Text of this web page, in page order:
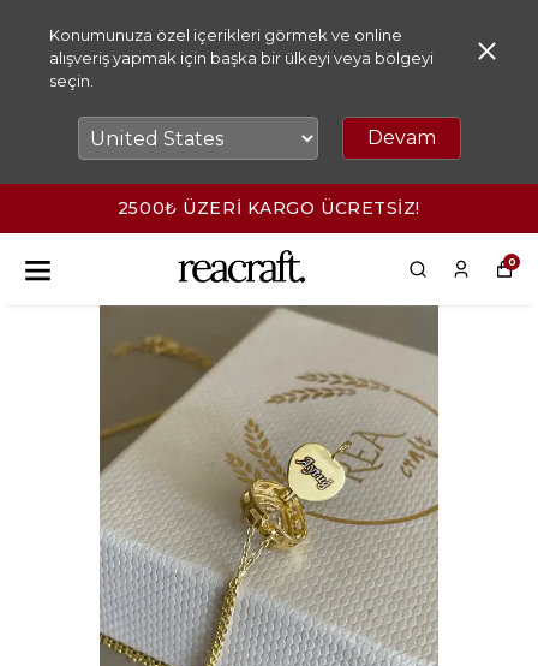
Konumunuza özel içerikleri görmek ve online
alışveriş yapmak için başka bir ülkeyi veya bölgeyi
seçin.
Devam
2500₺ ÜZERİ KARGO ÜCRETSİZ!
0